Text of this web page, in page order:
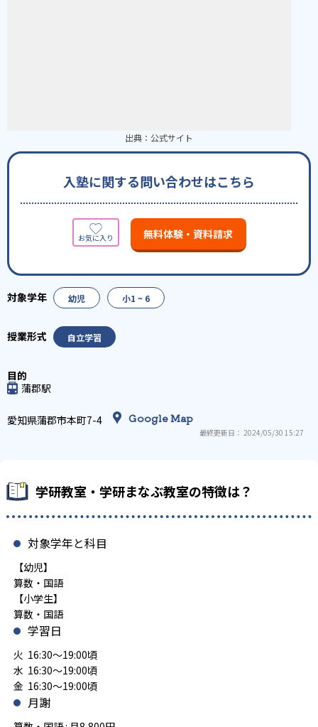
出典： 公式サイト
入塾に関する問い合わせはこちら
無料体験・資料請求
幼児 小1 ~ 6
自立学習
蒲郡駅
愛知県蒲郡市本町7-4 Google Map
最終更新日： 2024/05/30 15:27
学研教室・学研まなぶ教室の特徴は？
対象学年と科目
【幼児】
算数・国語
【小学生】
算数・国語
学習日
火 16:30～19:00頃
水 16:30～19:00頃
金 16:30～19:00頃
月謝